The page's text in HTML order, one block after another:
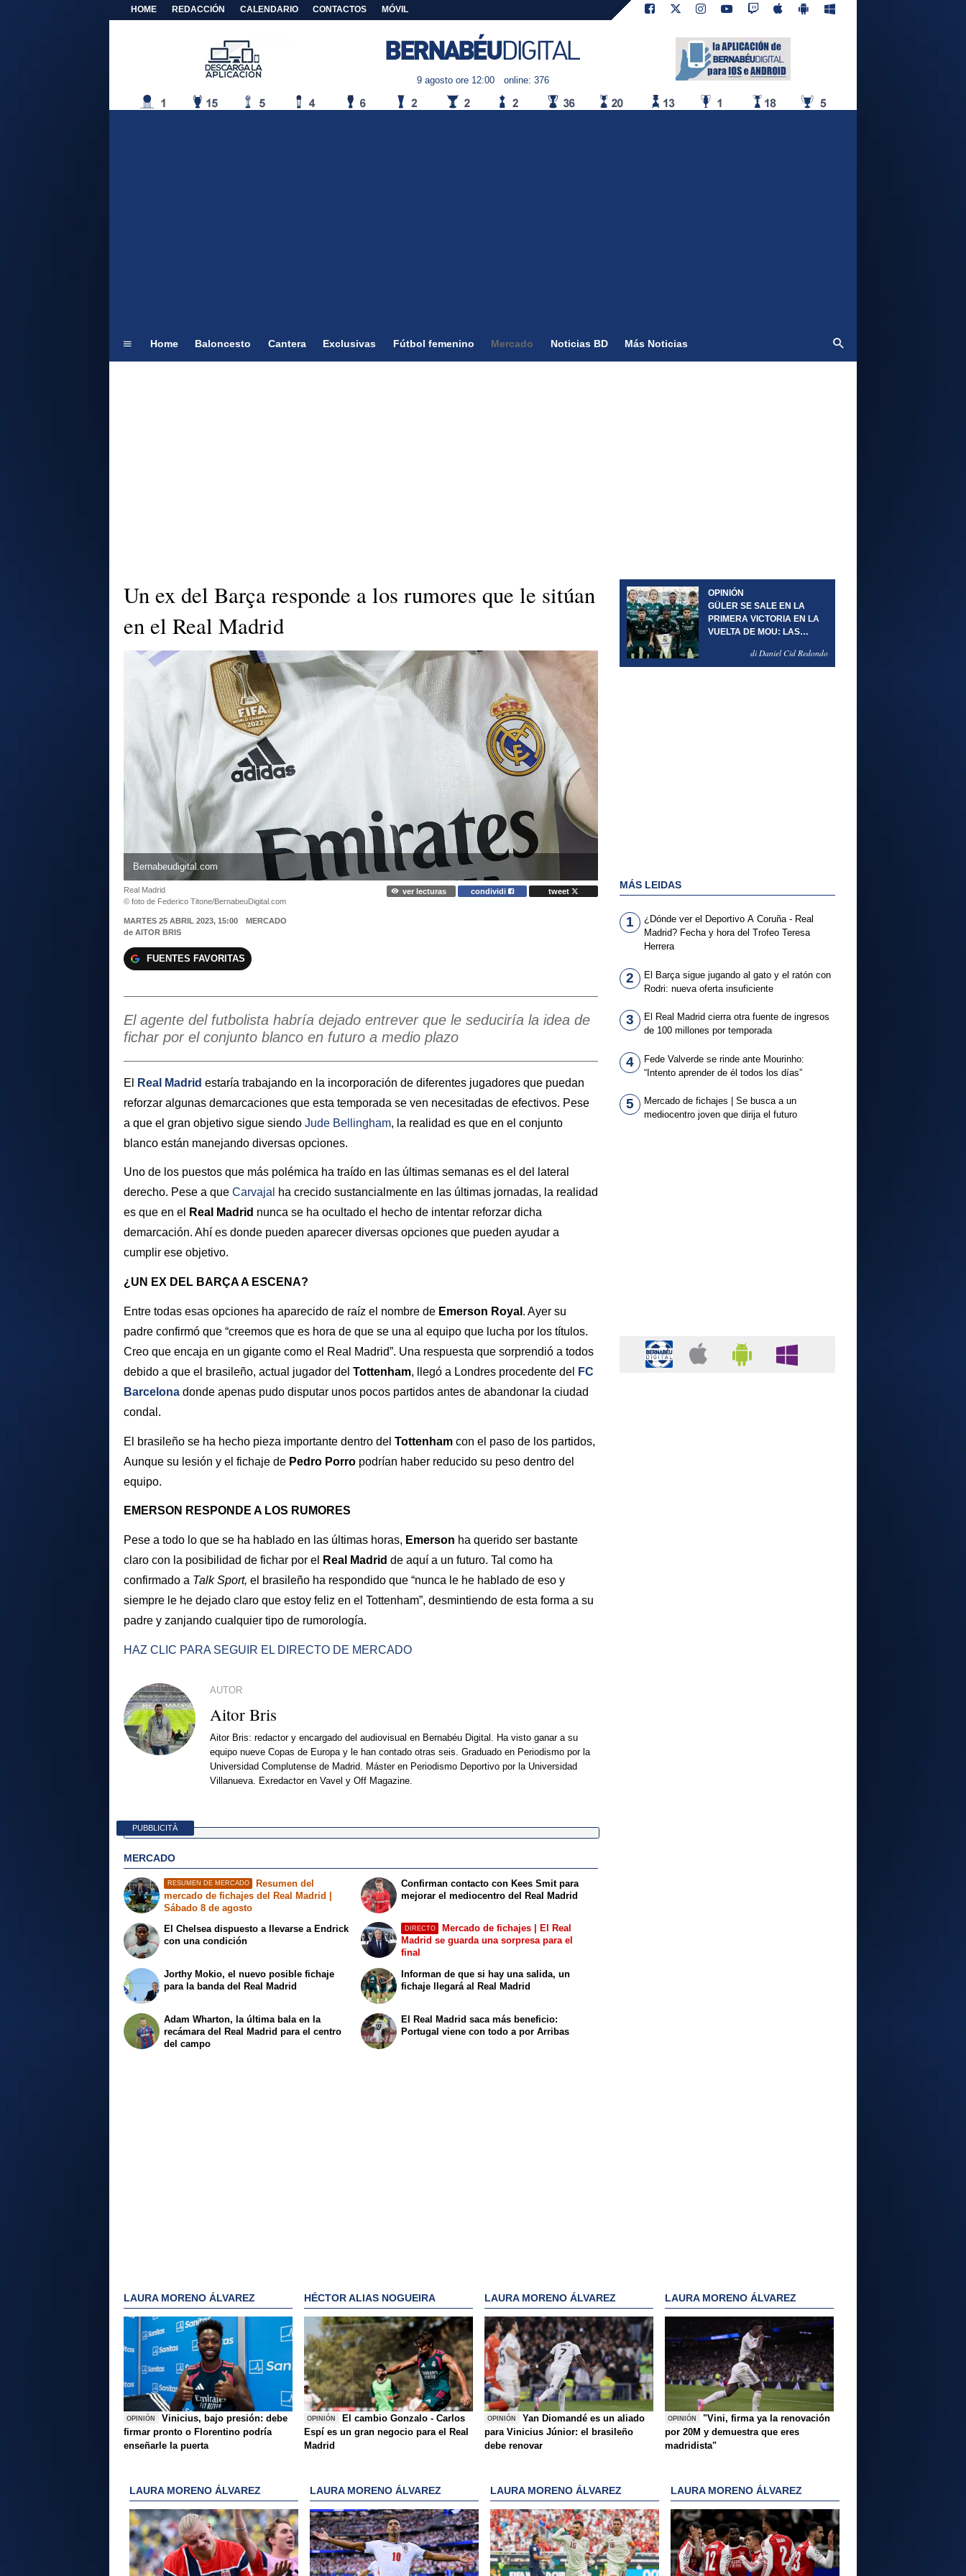
HOME REDACCIÓN CALENDARIO CONTACTOS MÓVIL
9 agosto ore 12:00 online: 376
Home Baloncesto Cantera Exclusivas Fútbol femenino Mercado Noticias BD Más Noticias
Un ex del Barça responde a los rumores que le sitúan
en el Real Madrid
Bernabeudigital.com
Real Madrid
© foto de Federico Titone/BernabeuDigital.com
ver lecturas condividi tweet
MARTES 25 ABRIL 2023, 15:00
MERCADO
de AITOR BRIS
FUENTES FAVORITAS
El agente del futbolista habría dejado entrever que le seduciría la idea de
fichar por el conjunto blanco en futuro a medio plazo
El Real Madrid estaría trabajando en la incorporación de diferentes jugadores que puedan
reforzar algunas demarcaciones que esta temporada se ven necesitadas de efectivos. Pese
a que el gran objetivo sigue siendo Jude Bellingham, la realidad es que en el conjunto
blanco están manejando diversas opciones.
Uno de los puestos que más polémica ha traído en las últimas semanas es el del lateral
derecho. Pese a que Carvajal
ha crecido sustancialmente en las últimas jornadas, la realidad
es que en el
Real Madrid nunca se ha ocultado el hecho de intentar reforzar dicha
demarcación. Ahí es donde pueden aparecer diversas opciones que pueden ayudar a
cumplir ese objetivo.
¿UN EX DEL BARÇA A ESCENA?
Entre todas esas opciones ha aparecido de raíz el nombre de Emerson Royal . Ayer su
padre confirmó que “creemos que es hora de que se una al equipo que lucha por los títulos.
Creo que encaja en un gigante como el Real Madrid”. Una respuesta que sorprendió a todos
debido a que el brasileño, actual jugador del Tottenham, llegó a Londres procedente del
FC
Barcelona donde apenas pudo disputar unos pocos partidos antes de abandonar la ciudad
condal.
El brasileño se ha hecho pieza importante dentro del Tottenham con el paso de los partidos,
Aunque su lesión y el fichaje de Pedro Porro podrían haber reducido su peso dentro del
equipo.
EMERSON RESPONDE A LOS RUMORES
Pese a todo lo que se ha hablado en las últimas horas, Emerson ha querido ser bastante
claro con la posibilidad de fichar por el
Real Madrid de aquí a un futuro. Tal como ha
confirmado a Talk Sport, el brasileño ha respondido que “nunca le he hablado de eso y
siempre le he dejado claro que estoy feliz en el Tottenham”, desmintiendo de esta forma a su
padre y zanjando cualquier tipo de rumorología.
HAZ CLIC PARA SEGUIR EL DIRECTO DE MERCADO
AUTOR
Aitor Bris
Aitor Bris: redactor y encargado del audiovisual en Bernabéu Digital. Ha visto ganar a su
equipo nueve Copas de Europa y le han contado otras seis. Graduado en Periodismo por la
Universidad Complutense de Madrid. Máster en Periodismo Deportivo por la Universidad
Villanueva. Exredactor en Vavel y Off Magazine.
PUBBLICITÀ
MERCADO
RESUMEN DE MERCADO
Resumen del
mercado de fichajes del Real Madrid |
Sábado 8 de agosto
El Chelsea dispuesto a llevarse a Endrick
con una condición
Confirman contacto con Kees Smit para
mejorar el mediocentro del Real Madrid
DIRECTO
Mercado de fichajes | El Real
Madrid se guarda una sorpresa para el
final
Jorthy Mokio, el nuevo posible fichaje
para la banda del Real Madrid
Adam Wharton, la última bala en la
recámara del Real Madrid para el centro
del campo
Informan de que si hay una salida, un
fichaje llegará al Real Madrid
El Real Madrid saca más beneficio:
Portugal viene con todo a por Arribas
OPINIÓN
GÜLER SE SALE EN LA
PRIMERA VICTORIA EN LA
VUELTA DE MOU: LAS
1-2 REAL MADRIDdi Daniel Cid Redondo
MÁS LEIDAS
1
¿Dónde ver el Deportivo A Coruña - Real
Madrid? Fecha y hora del Trofeo Teresa
Herrera
2
El Barça sigue jugando al gato y el ratón con
Rodri: nueva oferta insuficiente
3
El Real Madrid cierra otra fuente de ingresos
de 100 millones por temporada
4
Fede Valverde se rinde ante Mourinho:
“Intento aprender de él todos los días”
5
Mercado de fichajes | Se busca a un
mediocentro joven que dirija el futuro
LAURA MORENO ÁLVAREZ
OPINIÓN
Vinicius, bajo presión: debe
firmar pronto o Florentino podría
enseñarle la puerta
HÉCTOR ALIAS NOGUEIRA
OPINIÓN
El cambio Gonzalo - Carlos
Espí es un gran negocio para el Real
Madrid
LAURA MORENO ÁLVAREZ
OPINIÓN
Yan Diomandé es un aliado
para Vinicius Júnior: el brasileño
debe renovar
LAURA MORENO ÁLVAREZ
OPINIÓN
"Vini, firma ya la renovación
por 20M y demuestra que eres
madridista"
LAURA MORENO ÁLVAREZ LAURA MORENO ÁLVAREZ LAURA MORENO ÁLVAREZ LAURA MORENO ÁLVAREZ